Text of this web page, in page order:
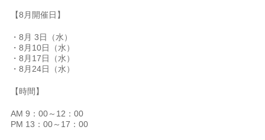
【8月開催日】
・8月 3日（水）
・8月10日（水）
・8月17日（水）
・8月24日（水）
【時間】
AM 9：00～12：00
PM 13：00～17：00